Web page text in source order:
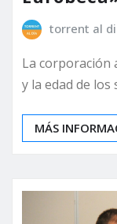
torrent al
La corporación
y la edad de
MÁS